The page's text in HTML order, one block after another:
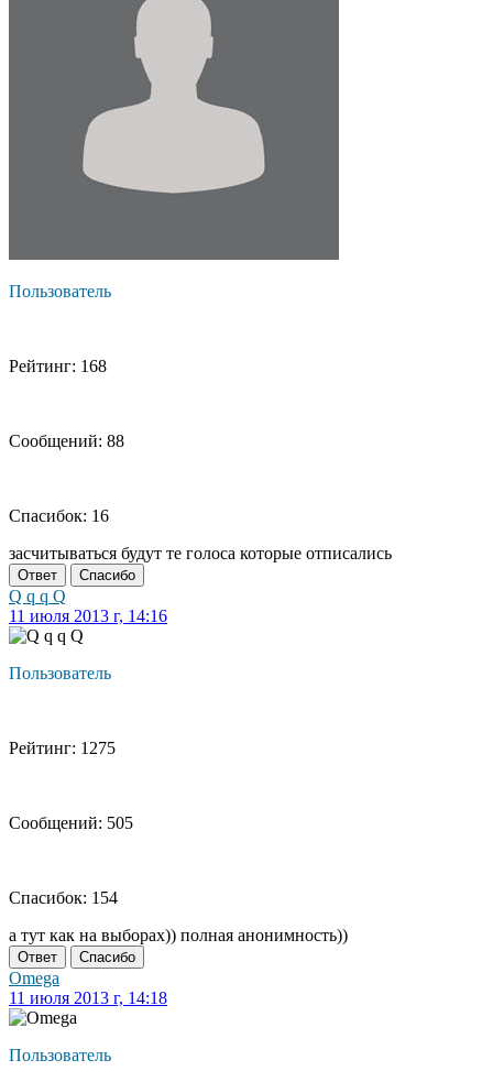
Пользователь
Рейтинг: 168
Сообщений: 88
Спасибок: 16
засчитываться будут те голоса которые отписались
Ответ Спасибо
Q q q Q
11 июля 2013 г, 14:16
Пользователь
Рейтинг: 1275
Сообщений: 505
Спасибок: 154
а тут как на выборах)) полная анонимность))
Ответ Спасибо
Omega
11 июля 2013 г, 14:18
Пользователь